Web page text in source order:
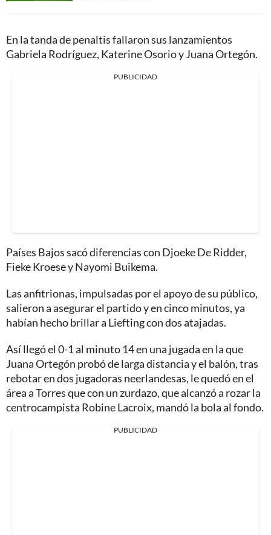
En la tanda de penaltis fallaron sus lanzamientos
Gabriela Rodríguez, Katerine Osorio y Juana Ortegón.
PUBLICIDAD
Países Bajos sacó diferencias con Djoeke De Ridder,
Fieke Kroese y Nayomi Buikema.
Las anfitrionas, impulsadas por el apoyo de su público,
salieron a asegurar el partido y en cinco minutos, ya
habían hecho brillar a Liefting con dos atajadas.
Así llegó el 0-1 al minuto 14 en una jugada en la que
Juana Ortegón probó de larga distancia y el balón, tras
rebotar en dos jugadoras neerlandesas, le quedó en el
área a Torres que con un zurdazo, que alcanzó a rozar la
centrocampista Robine Lacroix, mandó la bola al fondo.
PUBLICIDAD